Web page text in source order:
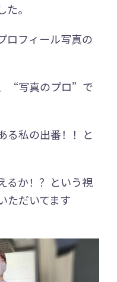
。
ロフィール写真の
“写真のプロ”で
私の出番！！と
るか！？という視
ただいてます